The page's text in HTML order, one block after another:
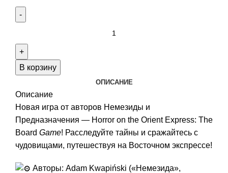
Horror
on
Orient
Express:
The
Board
Game
В корзину
ОПИСАНИЕ
Описание
Новая игра от авторов Немезиды и
Предназначения — Horror on the Orient Express: The
Board Game! Расследуйте тайны и сражайтесь с
чудовищами, путешествуя на Восточном экспрессе!
Авторы: Adam Kwapiński («Немезида»,